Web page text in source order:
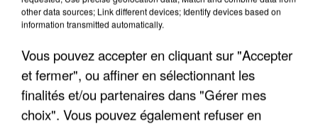
APRÈS TOUTES CES CANICULES, LES REFUGES
DE FAUNE SAUVAGE SONT...
other data sources; Link different devices; Identify devices based on
information transmitted automatically.
Vous pouvez accepter en cliquant sur "Accepter
et fermer", ou affiner en sélectionnant les
finalités et/ou partenaires dans "Gérer mes
choix". Vous pouvez également refuser en